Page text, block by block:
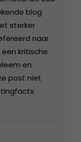
blog
sterker
naar
kritische
en
post niet